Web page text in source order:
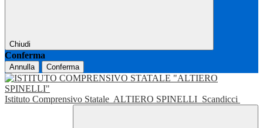
Chiudi
Conferma
Annulla Conferma
Istituto Comprensivo Statale ALTIERO SPINELLI Scandicci